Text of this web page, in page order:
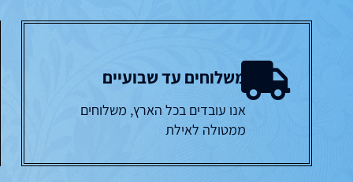
משלוחים עד שבועיים
אנו עובדים בכל הארץ, משלוחים
ממטולה לאילת